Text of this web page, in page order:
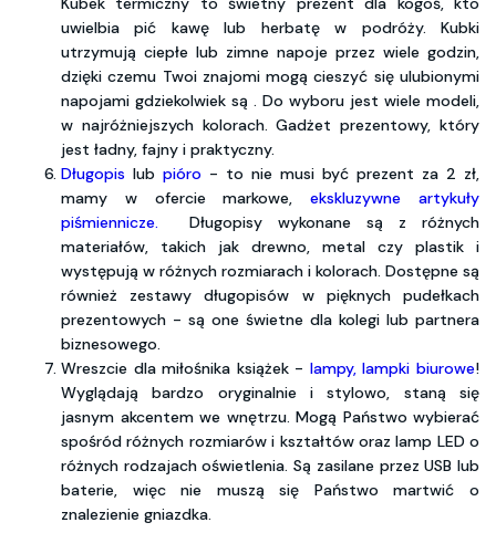
uwielbia pić kawę lub herbatę w podróży. Kubki
utrzymują ciepłe lub zimne napoje przez wiele godzin,
dzięki czemu Twoi znajomi mogą cieszyć się ulubionymi
napojami gdziekolwiek są . Do wyboru jest wiele modeli,
w najróżniejszych kolorach. Gadżet prezentowy, który
jest ładny, fajny i praktyczny.
Długopis lub pióro - to nie musi być prezent za 2 zł,
mamy w ofercie markowe,ekskluzywne artykuły
piśmiennicze. Długopisy wykonane są z różnych
materiałów, takich jak drewno, metal czy plastik i
występują w różnych rozmiarach i kolorach. Dostępne są
również zestawy długopisów w pięknych pudełkach
prezentowych - są one świetne dla kolegi lub partnera
biznesowego.
Wreszcie dla miłośnika książek - lampy, lampki biurowe!
Wyglądają bardzo oryginalnie i stylowo, staną się
jasnym akcentem we wnętrzu. Mogą Państwo wybierać
spośród różnych rozmiarów i kształtów oraz lamp LED o
różnych rodzajach oświetlenia. Są zasilane przez USB lub
baterie, więc nie muszą się Państwo martwić o
znalezienie gniazdka.